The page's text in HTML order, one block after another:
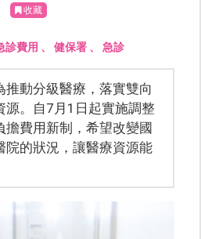
收藏
診費用 、健保署 、急診
推動分級醫療，落實雙向
源。自7月1日起實施調整
擔費用新制，希望改變國
院的狀況，讓醫療資源能